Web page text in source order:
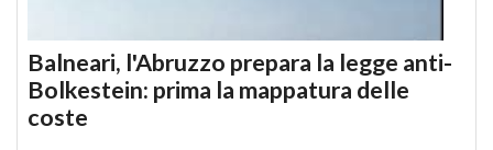
Balneari, l'Abruzzo prepara la legge anti-
Bolkestein: prima la mappatura delle
coste